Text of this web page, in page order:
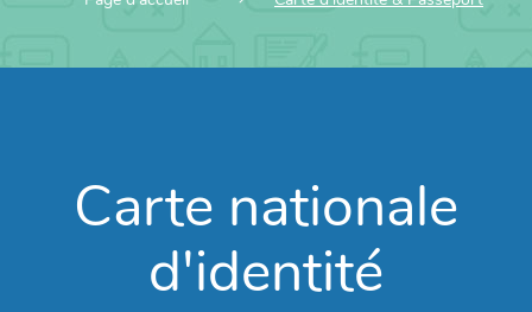
Carte nationale
d'identité